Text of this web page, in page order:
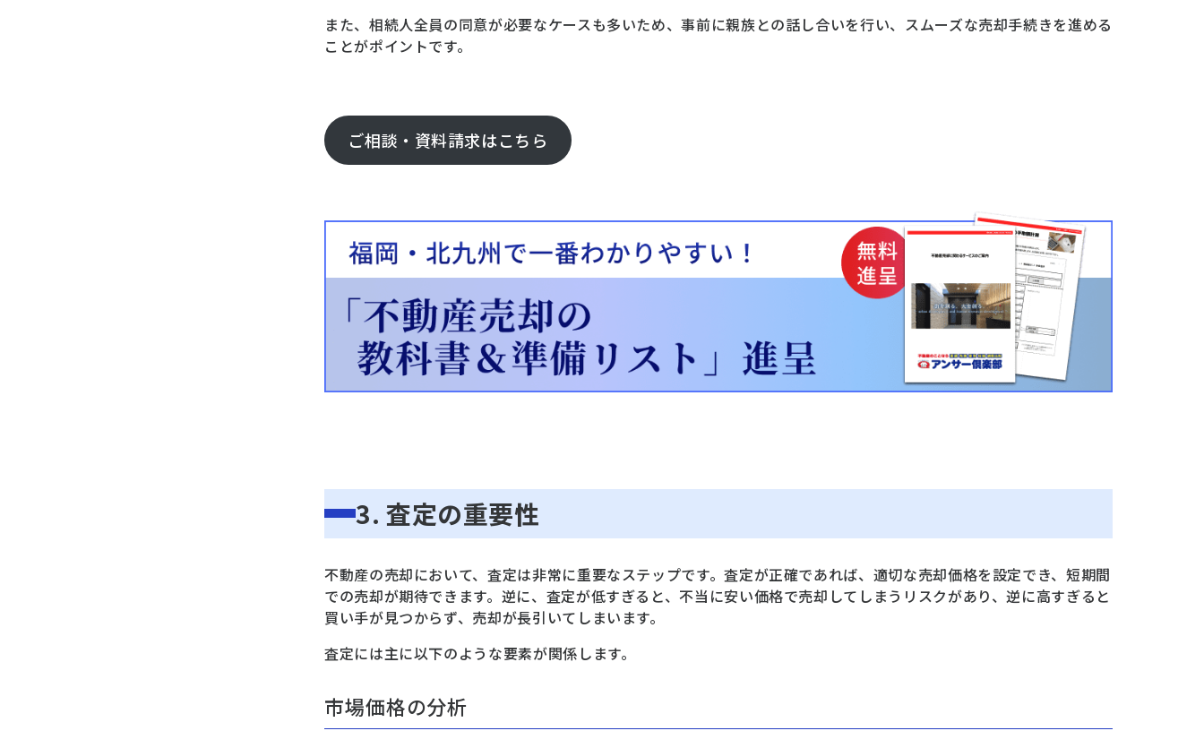
また、相続人全員の同意が必要なケースも多いため、事前に親族との話し合いを行い、スムーズな売却手続きを進める
ことがポイントです。
ご相談・資料請求はこちら
3. 査定の重要性
不動産の売却において、査定は非常に重要なステップです。査定が正確であれば、適切な売却価格を設定でき、短期間
での売却が期待できます。逆に、査定が低すぎると、不当に安い価格で売却してしまうリスクがあり、逆に高すぎると
買い手が見つからず、売却が長引いてしまいます。
査定には主に以下のような要素が関係します。
市場価格の分析